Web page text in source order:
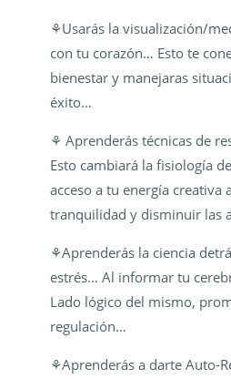
⚘️Usarás la visualización/
con tu corazón… Esto te
bienestar y manejaras
éxito…
⚘️ Aprenderás técnicas de
Esto cambiará la fisiología
acceso a tu energía creativa
tranquilidad y disminuir las
⚘️Aprenderás la ciencia
estrés… Al informar tu
Lado lógico del mismo,
regulación…
⚘️Aprenderás a darte Auto-